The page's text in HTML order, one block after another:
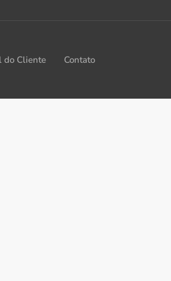
do Cliente Contato